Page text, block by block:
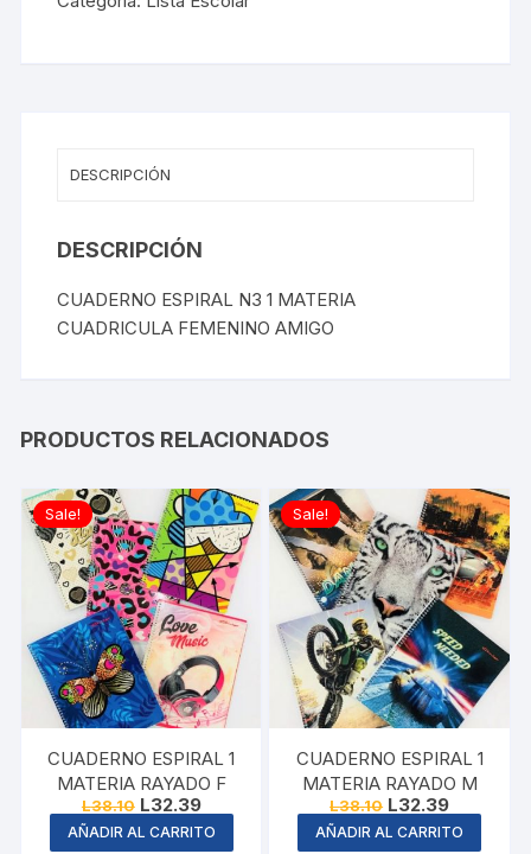
DESCRIPCIÓN
DESCRIPCIÓN
CUADERNO ESPIRAL N3 1 MATERIA
CUADRICULA FEMENINO AMIGO
PRODUCTOS RELACIONADOS
Sale!
CUADERNO ESPIRAL 1
MATERIA RAYADO F
L38.10 Original
price
was:
L32.39Current
price
is:
AÑADIR AL CARRITO
Sale!
CUADERNO ESPIRAL 1
MATERIA RAYADO M
L38.10 Original
price
was:
L32.39Current
price
is:
AÑADIR AL CARRITO